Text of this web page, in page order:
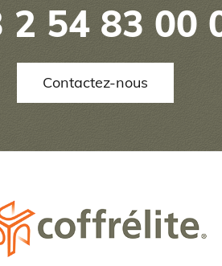
2 54 83 00
Contactez-nous